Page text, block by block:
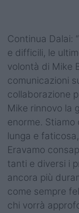
Continua Dalai:
e difficili, le
volontà di Mike
comunicazioni
collaborazione
Mike rinnovo la
enorme.
lunga e
Eravamo
tanti e diversi i
ancora più
come sempre
chi vorrà